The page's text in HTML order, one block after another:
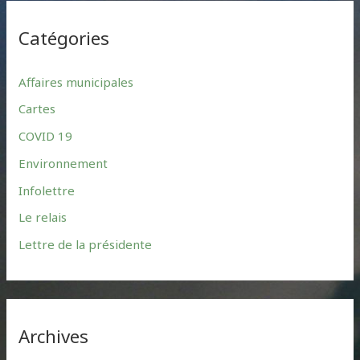
c
f
o
r
:
Catégories
Affaires municipales
Cartes
COVID 19
Environnement
Infolettre
Le relais
Lettre de la présidente
Archives